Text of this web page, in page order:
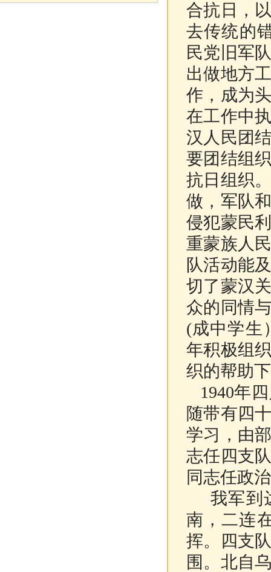
合抗日，
去传统的
民党旧军
出做地方
作，成为
在工作中
汉人民团
要团结组
抗日组织
做，军队
侵犯蒙民
重蒙族人
队活动能
切了蒙汉
众的同情
(成中学生
年积极组
织的帮助
1940年
随带有四
学习，由
志任四支
同志任政
我军到
南，二连
挥。四支
围。北自